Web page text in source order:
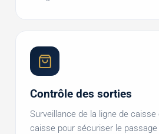
Contrôle des sorties
Surveillance de la ligne de caisse
caisse pour sécuriser le